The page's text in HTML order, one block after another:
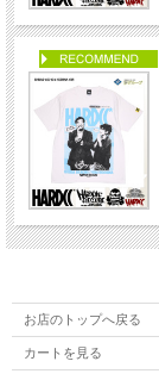
お店のトップへ戻る
カートを見る